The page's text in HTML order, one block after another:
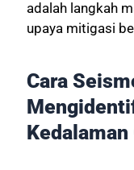
adalah langkah
upaya mitigasi
Cara
Kedalaman